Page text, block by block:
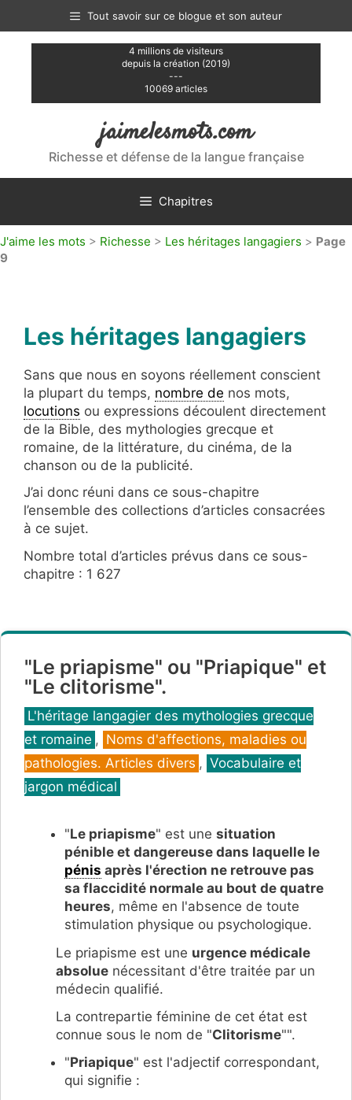
contenu
Tout savoir sur ce blogue et son auteur
4 millions de visiteurs
depuis la création (2019)
---
10069 articles
jaimelesmots.com
Richesse et défense de la langue française
Chapitres
J'aime les mots > Richesse > Les héritages langagiers > Page
9
Les héritages langagiers
Sans que nous en soyons réellement conscient
la plupart du temps, nombre de nos mots,
locutions ou expressions découlent directement
de la Bible, des mythologies grecque et
romaine, de la littérature, du cinéma, de la
chanson ou de la publicité.
J’ai donc réuni dans ce sous-chapitre
l’ensemble des collections d’articles consacrées
à ce sujet.
Nombre total d’articles prévus dans ce sous-
chapitre : 1 627
"Le priapisme" ou "Priapique" et
"Le clitorisme".
Catégories
L'héritage langagier des mythologies grecque
et romaine , Noms d'affections, maladies ou
pathologies. Articles divers , Vocabulaire et
jargon médical
"Le priapisme" est une situation
pénible et dangereuse dans laquelle le
pénis après l'érection ne retrouve pas
sa flaccidité normale au bout de quatre
heures, même en l'absence de toute
stimulation physique ou psychologique.
Le priapisme est une urgence médicale
absolue nécessitant d'être traitée par un
médecin qualifié.
La contrepartie féminine de cet état est
connue sous le nom de "Clitorisme"".
"Priapique" est l'adjectif correspondant,
qui signifie :